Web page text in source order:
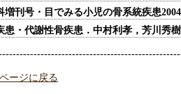
増刊号・目でみる小児の骨系統疾患
患・代謝性骨疾患．中村利孝，芳川秀
ージに戻る